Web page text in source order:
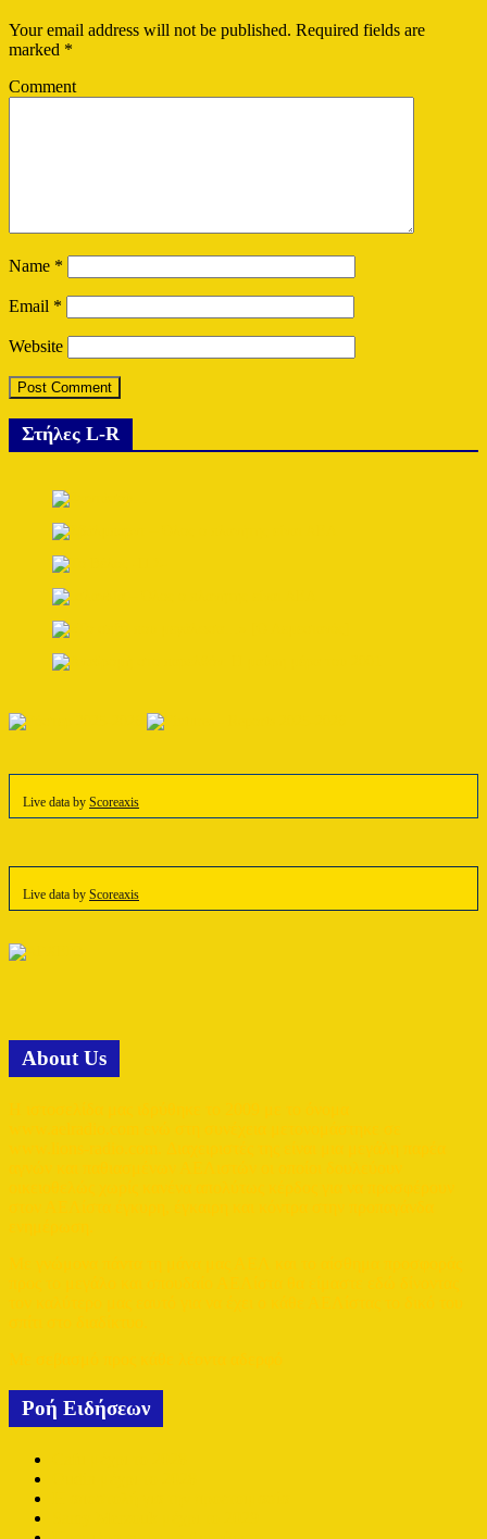
Your email address will not be published. Required fields are
marked *
Comment
Name *
Email *
Website
Στήλες L-R
Live data by Scoreaxis
Live data by Scoreaxis
Αbout Us
Ροή Ειδήσεων